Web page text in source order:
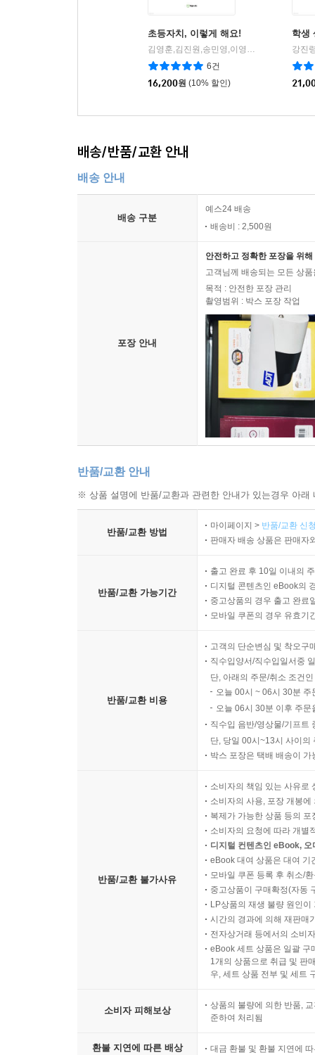
초등자치, 이렇게 해요!
김영훈,김진원,송민영,이영근 저
에듀니티
6건
16,200원 (10% 할인)
학생
강진
배송/반품/교환 안내
배송 안내
배송 구분
예스24 배송
배송비 : 2,500원
포장 안내
안전하고 정확한 포장을 위
고객님께 배송되는 모든 상
목적 : 안전한 포장 관리
촬영범위 : 박스 포장 작업
반품/교환 안내
※ 상품 설명에 반품/교환과 관련한 안내가 있는경우 아
반품/교환 방법
마이페이지 > 반품/교환 신
판매자 배송 상품은 판매자
반품/교환 가능기간
출고 완료 후 10일 이내의
디지털 콘텐츠인 eBook의
중고상품의 경우 출고 완료
모바일 쿠폰의 경우 유효기
반품/교환 비용
고객의 단순변심 및 착오구
직수입양서/직수입일서중
단, 아래의 주문/취소 조건
오늘 00시 ~ 06시 30분
오늘 06시 30분 이후 주
직수입 음반/영상물/기프트
단, 당일 00시~13시 사이의
박스 포장은 택배 배송이
반품/교환 불가사유
소비자의 책임 있는 사유로
소비자의 사용, 포장 개봉
복제가 가능한 상품 등의
소비자의 요청에 따라 개별
디지털 컨텐츠인 eBook,
eBook 대여 상품은 대여 기
모바일 쿠폰 등록 후 취소/
중고상품이 구매확정(자동
LP상품의 재생 불량 원인
시간의 경과에 의해 재판매
전자상거래 등에서의 소비
eBook 세트 상품은 일괄 구
1개의 상품으로 취급 및 판
우, 세트 상품 전부 및 세트
소비자 피해보상
상품의 불량에 의한 반품,
준하여 처리됨
환불 지연에 따른 배상 대금 환불 및 환불 지연에